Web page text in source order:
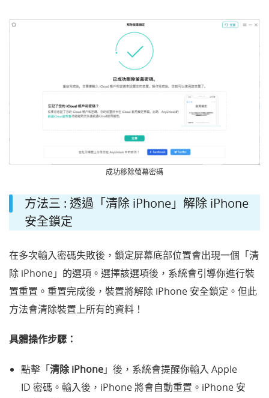
成功移除螢幕密碼
方法三 : 透過「清除 iPhone」解除 iPhone
安全鎖定
在多次輸入密碼失敗後，鎖定屏幕底部位置會出現一個「清
除 iPhone」的選項。選擇該選項後，系統會引導你進行裝
置重置。重置完成後，裝置將解除 iPhone 安全鎖定。但此
方法會清除裝置上所有的資料！
具體操作步驟：
點擊「清除 iPhone」後，系統會提醒你輸入 Apple
ID 密碼。輸入後，iPhone 將會自動重置。iPhone 安